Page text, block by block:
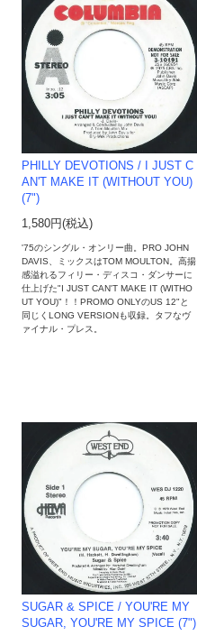
PHILLY DEVOTIONS / I JUST C
AN'T MAKE IT (WITHOUT YOU)
(7")
1,580円(税込)
'75のシングル・オンリー曲。PRO JOHN
DAVIS、ミックスはTOM MOULTON。高揚
感溢れるフィリー・ディスコ・ダンサーに
仕上げた"I JUST CAN'T MAKE IT (WITHO
UT YOU)"！！PROMO ONLYのUS 12"と
同じくLONG VERSIONも収録。タフなヴ
ァイナル・プレス。
SUGAR & SPICE / YOU'RE MY
SUGAR, YOU'RE MY SPICE (7")